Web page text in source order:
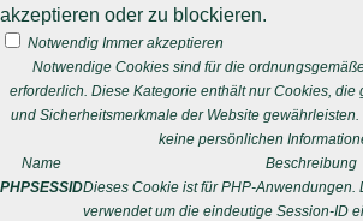
akzeptieren oder zu blockieren.
Notwendig Immer akzeptieren
Notwendige Cookies sind für die
erforderlich. Diese Kategorie enthält nur Cookies, die
und Sicherheitsmerkmale der Website
keine persönlichen
Name
Beschreibung
PHPSESSIDDieses Cookie ist für PHP-Anwendungen.
verwendet um die eindeutige Session-ID